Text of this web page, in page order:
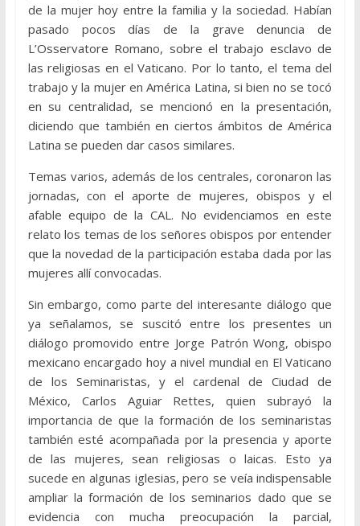
de la mujer hoy entre la familia y la sociedad. Habían
pasado pocos días de la grave denuncia de
L’Osservatore Romano, sobre el trabajo esclavo de
las religiosas en el Vaticano. Por lo tanto, el tema del
trabajo y la mujer en América Latina, si bien no se tocó
en su centralidad, se mencionó en la presentación,
diciendo que también en ciertos ámbitos de América
Latina se pueden dar casos similares.
Temas varios, además de los centrales, coronaron las
jornadas, con el aporte de mujeres, obispos y el
afable equipo de la CAL. No evidenciamos en este
relato los temas de los señores obispos por entender
que la novedad de la participación estaba dada por las
mujeres allí convocadas.
Sin embargo, como parte del interesante diálogo que
ya señalamos, se suscitó entre los presentes un
diálogo promovido entre Jorge Patrón Wong, obispo
mexicano encargado hoy a nivel mundial en El Vaticano
de los Seminaristas, y el cardenal de Ciudad de
México, Carlos Aguiar Rettes, quien subrayó la
importancia de que la formación de los seminaristas
también esté acompañada por la presencia y aporte
de las mujeres, sean religiosas o laicas. Esto ya
sucede en algunas iglesias, pero se veía indispensable
ampliar la formación de los seminarios dado que se
evidencia con mucha preocupación la parcial,